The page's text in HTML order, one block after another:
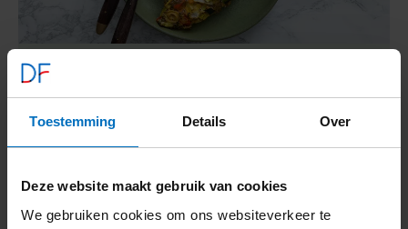
Toestemming Details Over
Deze website maakt gebruik van cookies
We gebruiken cookies om ons websiteverkeer te
Italiaanse groentetaart met olijven
210kcal 13,9g vet
groentetaart
met